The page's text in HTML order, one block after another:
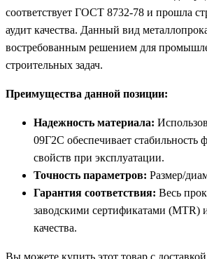
соответствует ГОСТ 8732-78 и прошла
аудит качества. Данный вид
востребованным решением для
строительных задач.
Преимущества данной позиции:
Надежность материала:
09Г2С обеспечивает стабильность
свойств при эксплуатации.
Точность параметров: Размер/
Гарантия соответствия: Весь
заводскими сертификатами (MTR)
качества.
Вы можете купить этот товар с